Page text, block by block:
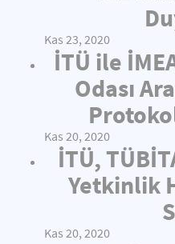
Kas 23, 2020
İTÜ ile
Odası
Kas 20, 2020
İTÜ,
Yetkinlik
Kas 20, 2020